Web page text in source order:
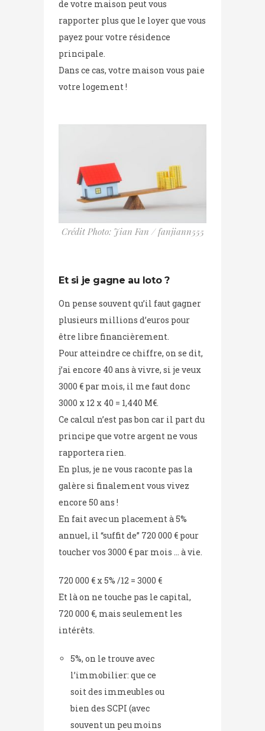
de votre maison peut vous
rapporter plus que le loyer que vous
payez pour votre résidence
principale.
Dans ce cas, votre maison vous paie
votre logement !
Crédit Photo: Jian Fan / fanjiann555
Et si je gagne au loto?
On pense souvent qu’il faut gagner
plusieurs millions d’euros pour
être libre financièrement.
Pour atteindre ce chiffre, on se dit,
j’ai encore 40 ans à vivre, si je veux
3000 € par mois, il me faut donc
3000 x 12 x 40 = 1,440 M€.
Ce calcul n’est pas bon car il part du
principe que votre argent ne vous
rapportera rien.
En plus, je ne vous raconte pas la
galère si finalement vous vivez
encore 50 ans !
En fait avec un placement à 5%
annuel, il “suffit de” 720 000 € pour
toucher vos 3000 € par mois … à vie.
720 000 € x 5% /12 = 3000 €
Et là on ne touche pas le capital,
720 000 €, mais seulement les
intérêts.
5%, on le trouve avec
l’immobilier: que ce
soit des immeubles ou
bien des SCPI (avec
souvent un peu moins